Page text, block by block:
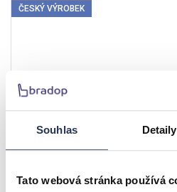
Souhlas Detaily
Tato webová stránka používá
BRADOP Kontejner na
ČESKÝ VÝROBEK